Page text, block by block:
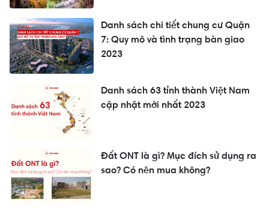
Danh sách chi tiết chung cư Quận
7: Quy mô và tình trạng bàn giao
2023
Danh sách 63 tỉnh thành Việt Nam
cập nhật mới nhất 2023
Đất ONT là gì? Mục đích sử dụng ra
sao? Có nên mua không?